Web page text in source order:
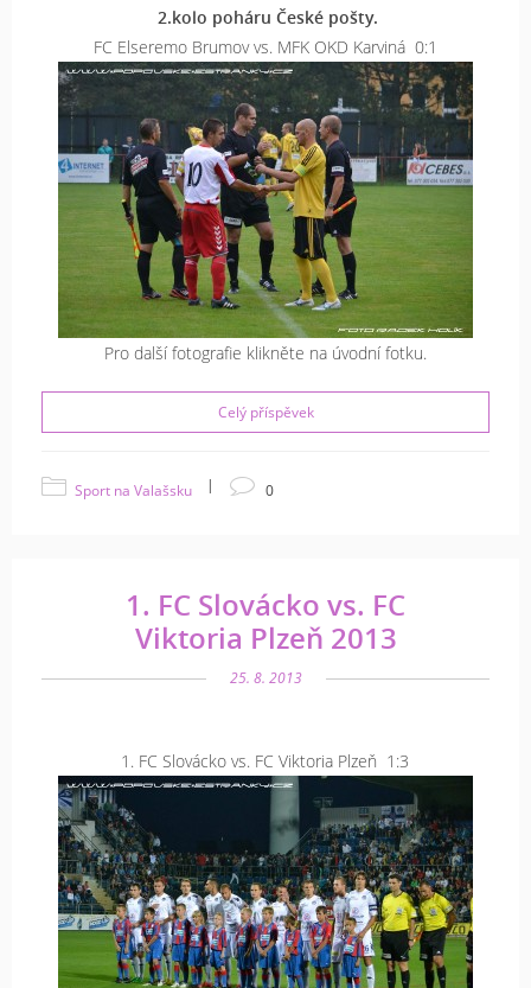
2.kolo poháru České pošty.
FC Elseremo Brumov vs. MFK OKD Karviná 0:1
Pro další fotografie klikněte na úvodní fotku.
Celý příspěvek
Sport na Valašsku | 0
1. FC Slovácko vs. FC
Viktoria Plzeň 2013
25. 8. 2013
1. FC Slovácko vs. FC Viktoria Plzeň 1:3